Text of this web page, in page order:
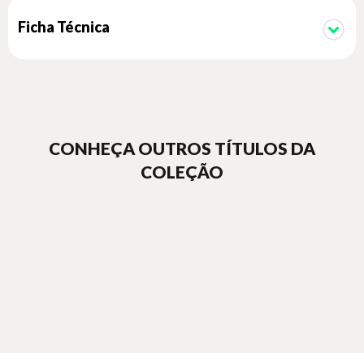
Ficha Técnica
CONHEÇA OUTROS TÍTULOS DA
COLEÇÃO